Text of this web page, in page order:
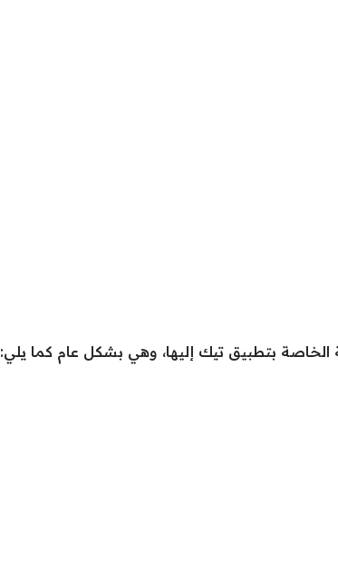
بتطبيق تيك إليها، وهي بشكل عام كما يلي: